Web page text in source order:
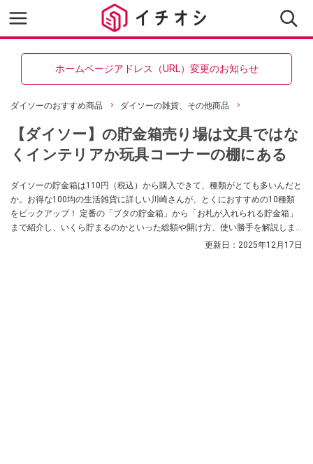
ホームページアドレス（URL）変更のお知らせ
ダイソーのおすすめ商品 ダイソーの雑貨、その他商品
【ダイソー】の貯金箱売り場は文具ではな
くインテリアか玩具コーナーの棚にある
ダイソーの貯金箱は110円（税込）から購入できて、種類がとても多いんだと
か。お得な100均の生活雑貨に詳しい川崎さんが、とくにおすすめの10種類
をピックアップ！ 定番の「ブタの貯金箱」から「お札が入れられる貯金箱」
まで紹介し、いくら貯まるのかといった総額や開け方、使い勝手を解説しま
更新日： 2025年12月17日